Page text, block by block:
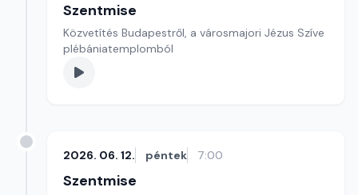
Szentmise
Közvetítés Budapestről, a városmajori Jézus Szíve
plébániatemplomból
2026. 06. 12. péntek 7:00
Szentmise